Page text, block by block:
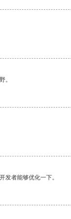
。
发者能够优化一下。